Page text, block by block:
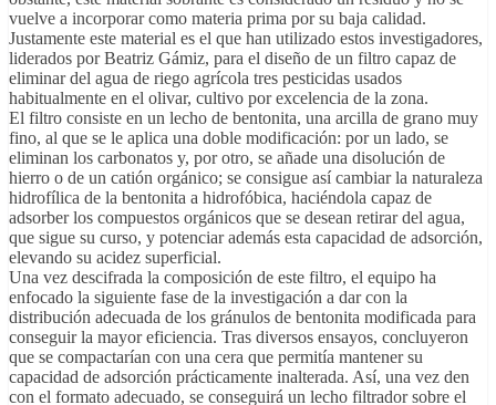
vuelve a incorporar como materia prima por su baja calidad.
Justamente este material es el que han utilizado estos investigadores,
liderados por Beatriz Gámiz, para el diseño de un filtro capaz de
eliminar del agua de riego agrícola tres pesticidas usados
habitualmente en el olivar, cultivo por excelencia de la zona.
El filtro consiste en un lecho de bentonita, una arcilla de grano muy
fino, al que se le aplica una doble modificación: por un lado, se
eliminan los carbonatos y, por otro, se añade una disolución de
hierro o de un catión orgánico; se consigue así cambiar la naturaleza
hidrofílica de la bentonita a hidrofóbica, haciéndola capaz de
adsorber los compuestos orgánicos que se desean retirar del agua,
que sigue su curso, y potenciar además esta capacidad de adsorción,
elevando su acidez superficial.
Una vez descifrada la composición de este filtro, el equipo ha
enfocado la siguiente fase de la investigación a dar con la
distribución adecuada de los gránulos de bentonita modificada para
conseguir la mayor eficiencia. Tras diversos ensayos, concluyeron
que se compactarían con una cera que permitía mantener su
capacidad de adsorción prácticamente inalterada. Así, una vez den
con el formato adecuado, se conseguirá un lecho filtrador sobre el